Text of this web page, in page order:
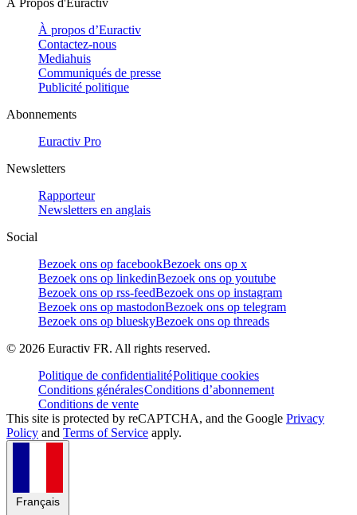
À propos d’Euractiv
Contactez-nous
Mediahuis
Communiqués de presse
Publicité politique
Abonnements
Euractiv Pro
Newsletters
Rapporteur
Newsletters en anglais
Social
Bezoek ons op facebookBezoek ons op x
Bezoek ons op linkedinBezoek ons op youtube
Bezoek ons op rss-feedBezoek ons op instagram
Bezoek ons op mastodonBezoek ons op telegram
Bezoek ons op blueskyBezoek ons op threads
© 2026 Euractiv FR. All rights reserved.
Politique de confidentialitéPolitique cookies
Conditions généralesConditions d’abonnement
Conditions de vente
This site is protected by reCAPTCHA, and the Google Privacy
Policy and Terms of Service apply.
Français